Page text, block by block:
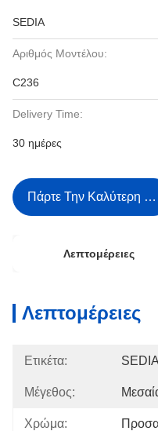
SEDIA
Αριθμός Μοντέλου:
C236
Delivery Time:
30 ημέρες
Πάρτε Την Καλύτερη
Λεπτομέρειες
Λεπτομέρειες
Ετικέτα: SEDIA
Μέγεθος:
Χρώμα: